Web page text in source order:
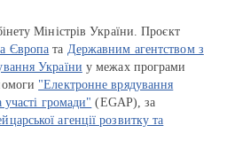
Міністрів України. Проєкт
Європа та Державним агентством з
України у межах програми
"Електронне врядування
участі громади" (EGAP), за
агенції розвитку та